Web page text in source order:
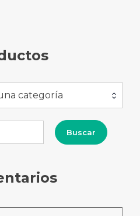
categoría
Buscar